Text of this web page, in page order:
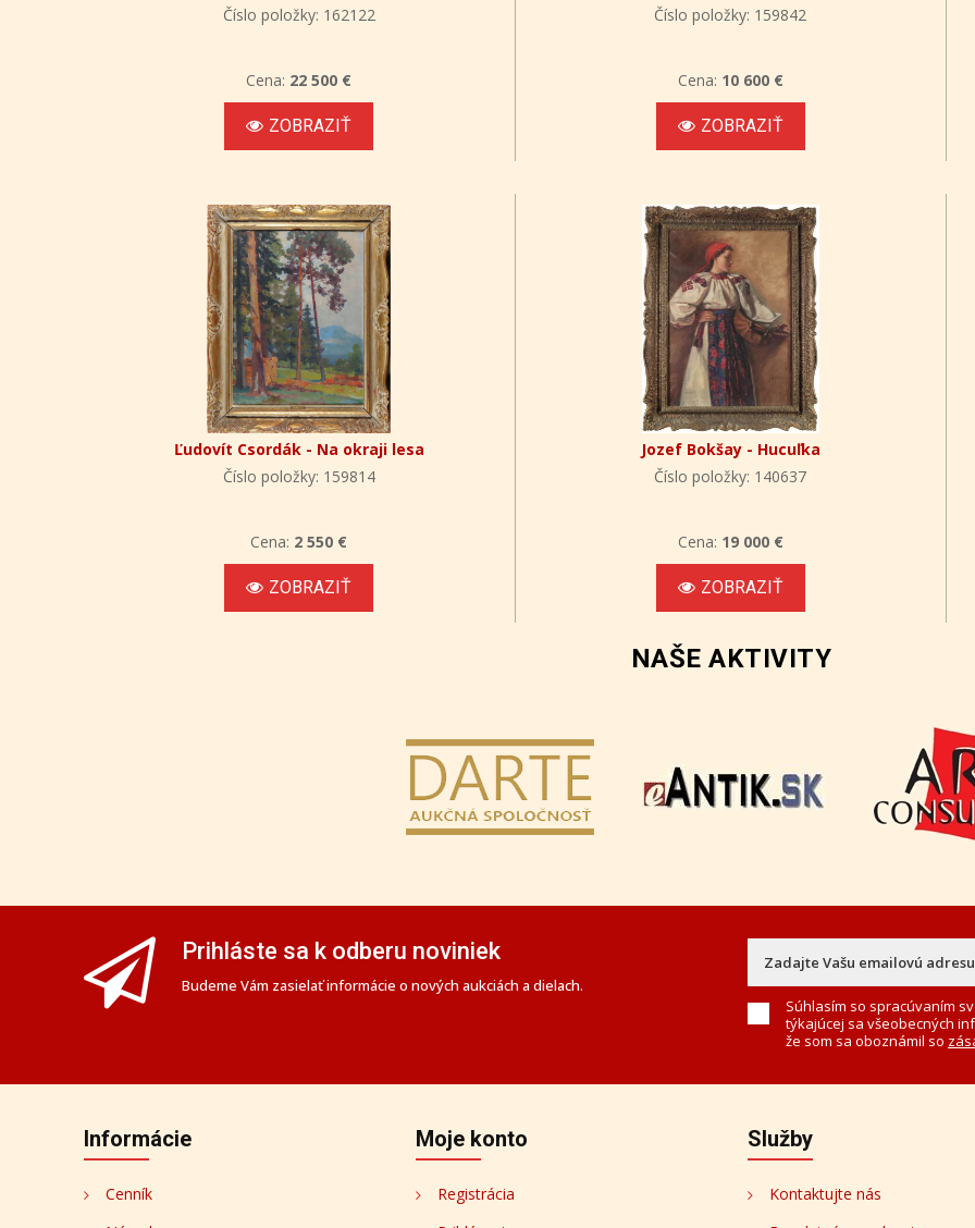
Číslo položky: 162122
Cena: 22 500 €
ZOBRAZIŤ
Číslo položky: 159842
Cena: 10 600 €
ZOBRAZIŤ
Ľudovít Csordák - Na okraji lesa
Číslo položky: 159814
Cena: 2 550 €
ZOBRAZIŤ
Jozef Bokšay - Hucuľka
Číslo položky: 140637
Cena: 19 000 €
ZOBRAZIŤ
NAŠE AKTIVITY
Prihláste sa k odberu noviniek
Budeme Vám zasielať informácie o nových aukciách a dielach.
Súhlasím so spracúvaním
týkajúcej sa všeobecných
že som sa oboznámil so
Informácie
Cenník
Moje konto
Registrácia
Služby
Kontaktujte nás